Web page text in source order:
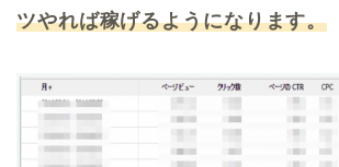
ツやれば稼げるようになります。